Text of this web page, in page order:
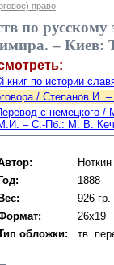
право
по
– Киев:
книг по истории
/ Степанов И.
с немецкого
– С.-Пб.: М. В.
Год:
1888
Вес:
926 гр.
26x19
обложки:
тв.